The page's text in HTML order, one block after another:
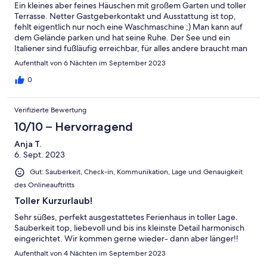
Ein kleines aber feines Häuschen mit großem Garten und toller
Terrasse. Netter Gastgeberkontakt und Ausstattung ist top,
fehlt eigentlich nur noch eine Waschmaschine ;) Man kann auf
dem Gelände parken und hat seine Ruhe. Der See und ein
Italiener sind fußläufig erreichbar, für alles andere braucht man
einen PKW oder den Bus. Lidl und Getränkemarkt gibt's im
Nachbarort. Für einen Berlin-Ausflug kann man nach Buch in
etwa 15 Minuten Autofahrt gelangen, dort besteht S-Bahn-
mal wieder.
Aufenthalt von 6 Nächten im September 2023
0
Verifizierte Bewertung
10/10 – Hervorragend
Anja T.
6. Sept. 2023
Gut: Sauberkeit, Check-in, Kommunikation, Lage und Genauigkeit
des Onlineauftritts
Toller Kurzurlaub!
Sehr süßes, perfekt ausgestattetes Ferienhaus in toller Lage.
Sauberkeit top, liebevoll und bis ins kleinste Detail harmonisch
eingerichtet. Wir kommen gerne wieder- dann aber länger!!
Aufenthalt von 4 Nächten im September 2023